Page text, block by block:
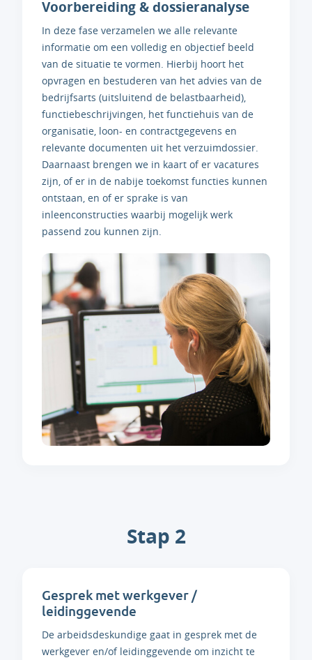
Voorbereiding & dossieranalyse
In deze fase verzamelen we alle relevante
informatie om een volledig en objectief beeld
van de situatie te vormen. Hierbij hoort het
opvragen en bestuderen van het advies van de
bedrijfsarts (uitsluitend de belastbaarheid),
functiebeschrijvingen, het functiehuis van de
organisatie, loon- en contractgegevens en
relevante documenten uit het verzuimdossier.
Daarnaast brengen we in kaart of er vacatures
zijn, of er in de nabije toekomst functies kunnen
ontstaan, en of er sprake is van
inleenconstructies waarbij mogelijk werk
passend zou kunnen zijn.
Stap 2
Gesprek met werkgever /
leidinggevende
De arbeidsdeskundige gaat in gesprek met de
werkgever en/of leidinggevende om inzicht te